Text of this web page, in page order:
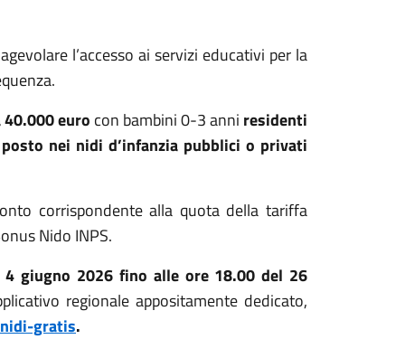
l’accesso ai servizi educativi per la
40.000 euro con bambini 0-3 anni residenti
nei nidi d’infanzia pubblici o privati
corrispondente alla quota della tariffa
Nido INPS.
giugno 2026 fino alle ore 18.00 del 26
regionale appositamente dedicato,
gratis.